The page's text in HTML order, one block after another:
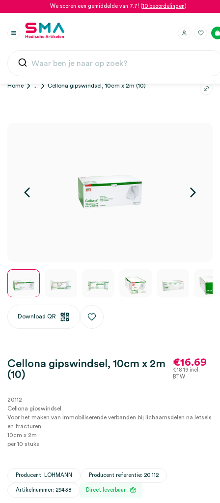
We scoren een gemiddelde van 7.7! (10 beoordelingen)
Home ... Cellona gipswindsel, 10cm x 2m (10)
Download QR
Cellona gipswindsel, 10cm x 2m
(10)
€16.69
€18.19 incl.
BTW
20112
Cellona gipswindsel
Voor het maken van immobiliserende verbanden bij lichaamsdelen na letsels
en fracturen.
10cm x 2m
per 10 stuks
Producent: LOHMANN Producent referentie: 20 112
Artikelnummer: 29438 Direct leverbaar